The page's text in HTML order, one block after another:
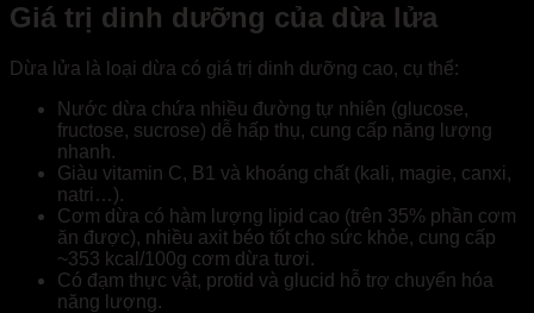
Giá trị dinh dưỡng của dừa lửa
Dừa lửa là loại dừa có giá trị dinh dưỡng cao, cụ thể:
Nước dừa chứa nhiều đường tự nhiên (glucose,
fructose, sucrose) dễ hấp thụ, cung cấp năng lượng
nhanh.
Giàu vitamin C, B1 và khoáng chất (kali, magie, canxi,
natri…).
Cơm dừa có hàm lượng lipid cao (trên 35% phần cơm
ăn được), nhiều axit béo tốt cho sức khỏe, cung cấp
~353 kcal/100g cơm dừa tươi.
Có đạm thực vật, protid và glucid hỗ trợ chuyển hóa
năng lượng.